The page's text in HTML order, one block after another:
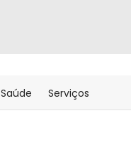
Saúde Serviços